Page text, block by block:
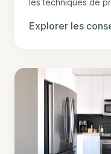
les techniques de
Explorer les